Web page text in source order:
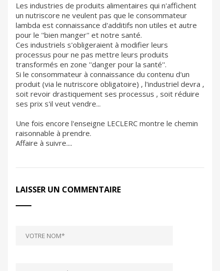
Les industries de produits alimentaires qui n'affichent
un nutriscore ne veulent pas que le consommateur
lambda est connaissance d'additifs non utiles et autre
pour le ''bien manger'' et notre santé.
Ces industriels s'obligeraient à modifier leurs
processus pour ne pas mettre leurs produits
transformés en zone ''danger pour la santé''.
Si le consommateur à connaissance du contenu d'un
produit (via le nutriscore obligatoire) , l'industriel devra ,
soit revoir drastiquement ses processus , soit réduire
ses prix s'il veut vendre...
Une fois encore l'enseigne LECLERC montre le chemin
raisonnable à prendre.
Affaire à suivre....
LAISSER UN COMMENTAIRE